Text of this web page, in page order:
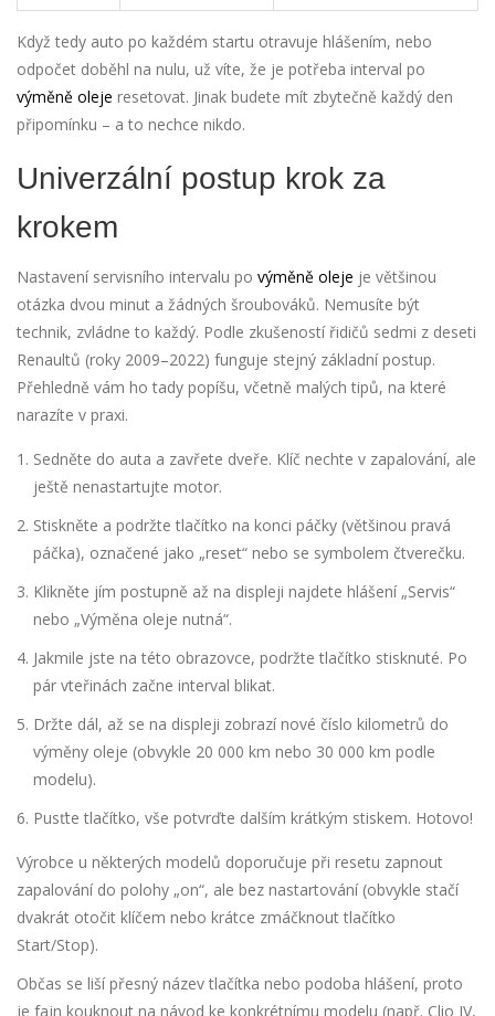
Když tedy auto po každém startu otravuje hlášením, nebo
odpočet doběhl na nulu, už víte, že je potřeba interval po
výměně oleje resetovat. Jinak budete mít zbytečně každý den
připomínku – a to nechce nikdo.
Univerzální postup krok za
krokem
Nastavení servisního intervalu po výměně oleje je většinou
otázka dvou minut a žádných šroubováků. Nemusíte být
technik, zvládne to každý. Podle zkušeností řidičů sedmi z deseti
Renaultů (roky 2009–2022) funguje stejný základní postup.
Přehledně vám ho tady popíšu, včetně malých tipů, na které
narazíte v praxi.
Sedněte do auta a zavřete dveře. Klíč nechte v zapalování, ale
ještě nenastartujte motor.
Stiskněte a podržte tlačítko na konci páčky (většinou pravá
páčka), označené jako „reset“ nebo se symbolem čtverečku.
Klikněte jím postupně až na displeji najdete hlášení „Servis“
nebo „Výměna oleje nutná“.
Jakmile jste na této obrazovce, podržte tlačítko stisknuté. Po
pár vteřinách začne interval blikat.
Držte dál, až se na displeji zobrazí nové číslo kilometrů do
výměny oleje (obvykle 20 000 km nebo 30 000 km podle
modelu).
Pusťte tlačítko, vše potvrďte dalším krátkým stiskem. Hotovo!
Výrobce u některých modelů doporučuje při resetu zapnout
zapalování do polohy „on“, ale bez nastartování (obvykle stačí
dvakrát otočit klíčem nebo krátce zmáčknout tlačítko
Start/Stop).
Občas se liší přesný název tlačítka nebo podoba hlášení, proto
je fajn kouknout na návod ke konkrétnímu modelu (např. Clio IV,